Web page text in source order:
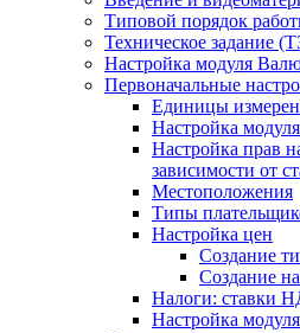
Типовой порядок
Техническое задание
Настройка модуля
Первоначальные
Единицы
Настройка
Настройка прав
зависимости от
Местоположения
Типы
Настройка цен
Создание
Создание
Налоги: ставки
Настройка